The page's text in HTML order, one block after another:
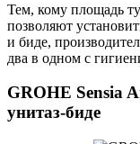
Тем, кому площадь
позволяют
и биде,
два в одном с
GROHE Sensia
унитаз-биде